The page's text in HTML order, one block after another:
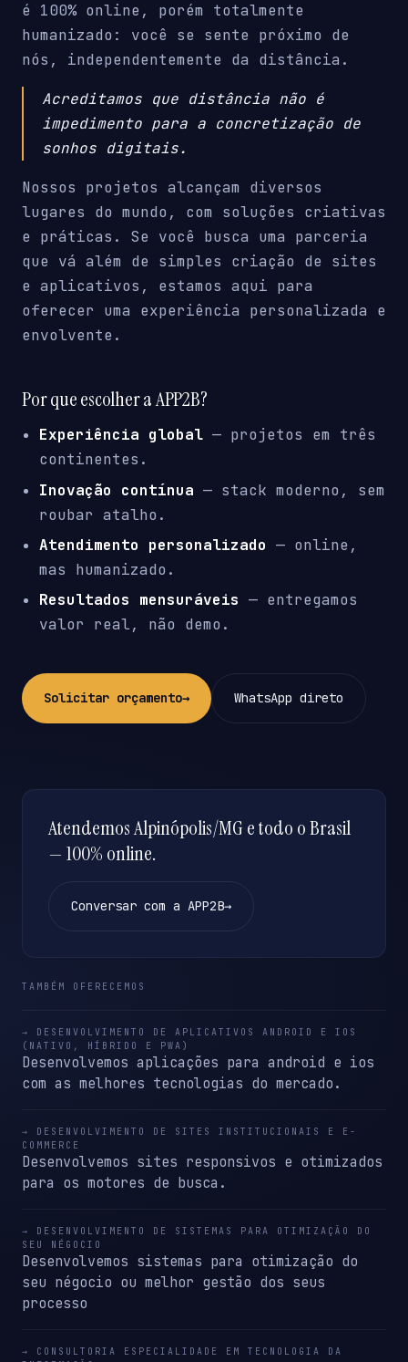
é 100% online, porém totalmente
humanizado: você se sente próximo de
nós, independentemente da distância.
Acreditamos que distância não é
impedimento para a concretização de
sonhos digitais.
Nossos projetos alcançam diversos
lugares do mundo, com soluções criativas
e práticas. Se você busca uma parceria
que vá além de simples criação de sites
e aplicativos, estamos aqui para
oferecer uma experiência personalizada e
envolvente.
Por que escolher a APP2B?
Experiência global — projetos em três
continentes.
Inovação contínua — stack moderno, sem
roubar atalho.
Atendimento personalizado — online,
mas humanizado.
Resultados mensuráveis — entregamos
valor real, não demo.
Solicitar orçamento→ WhatsApp direto
Atendemos Alpinópolis/MG e todo o Brasil
— 100% online.
Conversar com a APP2B→
TAMBÉM OFERECEMOS
→ DESENVOLVIMENTO DE APLICATIVOS ANDROID E IOS
(NATIVO, HÍBRIDO E PWA)
Desenvolvemos aplicações para android e ios
com as melhores tecnologias do mercado.
→ DESENVOLVIMENTO DE SITES INSTITUCIONAIS E E-
COMMERCE
Desenvolvemos sites responsivos e otimizados
para os motores de busca.
→ DESENVOLVIMENTO DE SISTEMAS PARA OTIMIZAÇÃO DO
SEU NÉGOCIO
Desenvolvemos sistemas para otimização do
seu négocio ou melhor gestão dos seus
processo
→ CONSULTORIA ESPECIALIDADE EM TECNOLOGIA DA